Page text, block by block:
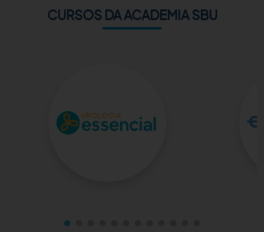
CURSOS DA ACADEMIA SBU